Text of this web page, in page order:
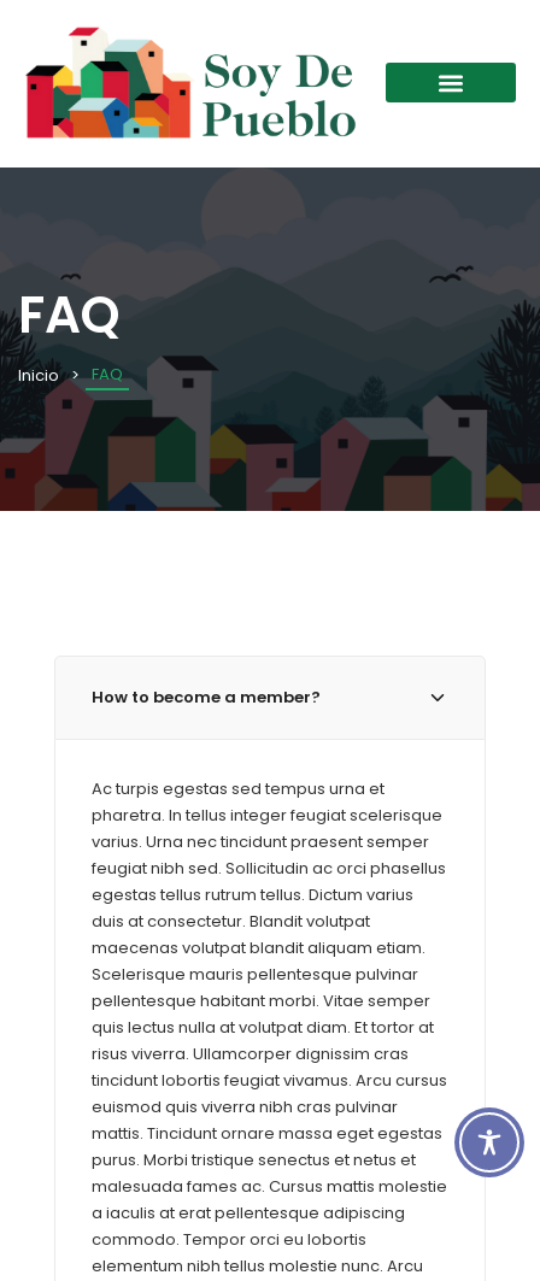
FAQ
Inicio FAQ
How to become a member?
Ac turpis egestas sed tempus urna et
pharetra. In tellus integer feugiat scelerisque
varius. Urna nec tincidunt praesent semper
feugiat nibh sed. Sollicitudin ac orci phasellus
egestas tellus rutrum tellus. Dictum varius
duis at consectetur. Blandit volutpat
maecenas volutpat blandit aliquam etiam.
Scelerisque mauris pellentesque pulvinar
pellentesque habitant morbi. Vitae semper
quis lectus nulla at volutpat diam. Et tortor at
risus viverra. Ullamcorper dignissim cras
tincidunt lobortis feugiat vivamus. Arcu cursus
euismod quis viverra nibh cras pulvinar
mattis. Tincidunt ornare massa eget egestas
purus. Morbi tristique senectus et netus et
malesuada fames ac. Cursus mattis molestie
a iaculis at erat pellentesque adipiscing
commodo. Tempor orci eu lobortis
elementum nibh tellus molestie nunc. Arcu